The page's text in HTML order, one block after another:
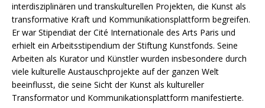
interdisziplinären und transkulturellen Projekten, die Kunst als
transformative Kraft und Kommunikationsplattform begreifen.
Er war Stipendiat der Cité Internationale des Arts Paris und
erhielt ein Arbeitsstipendium der Stiftung Kunstfonds. Seine
Arbeiten als Kurator und Künstler wurden insbesondere durch
viele kulturelle Austauschprojekte auf der ganzen Welt
beeinflusst, die seine Sicht der Kunst als kultureller
Transformator und Kommunikationsplattform manifestierte.